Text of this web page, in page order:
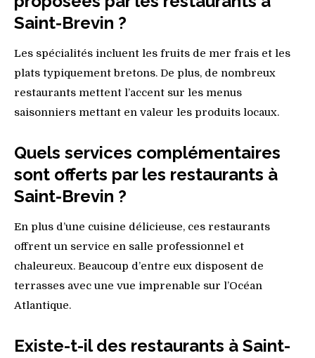
Saint-Brevin ?
Les spécialités incluent les fruits de mer frais et les
plats typiquement bretons. De plus, de nombreux
restaurants mettent l’accent sur les menus
saisonniers mettant en valeur les produits locaux.
Quels services complémentaires
sont offerts par les restaurants à
Saint-Brevin ?
En plus d’une cuisine délicieuse, ces restaurants
offrent un service en salle professionnel et
chaleureux. Beaucoup d’entre eux disposent de
terrasses avec une vue imprenable sur l’Océan
Atlantique.
Existe-t-il des restaurants à Saint-